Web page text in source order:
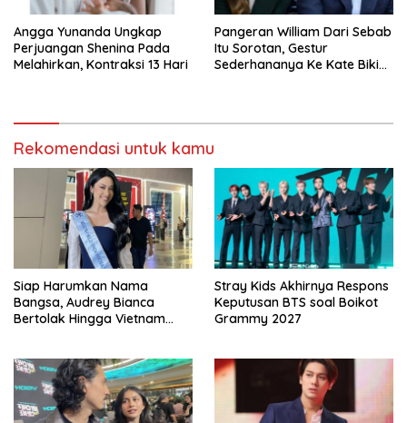
Angga Yunanda Ungkap
Perjuangan Shenina Pada
Melahirkan, Kontraksi 13 Hari
Pangeran William Dari Sebab
Itu Sorotan, Gestur
Sederhananya Ke Kate Bikin
Rekomendasi untuk kamu
Siap Harumkan Nama
Bangsa, Audrey Bianca
Bertolak Hingga Vietnam
Stray Kids Akhirnya Respons
Keputusan BTS soal Boikot
Grammy 2027